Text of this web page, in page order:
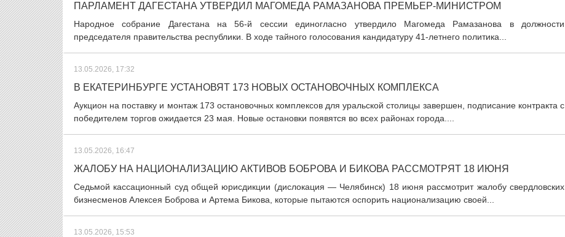
ПАРЛАМЕНТ ДАГЕСТАНА УТВЕРДИЛ МАГОМЕДА РАМАЗАНОВА ПРЕМЬЕР-МИНИСТРОМ
Народное собрание Дагестана на 56-й сессии единогласно утвердило Магомеда Рамазанова в должности
председателя правительства республики. В ходе тайного голосования кандидатуру 41-летнего политика...
13.05.2026, 17:32
В ЕКАТЕРИНБУРГЕ УСТАНОВЯТ 173 НОВЫХ ОСТАНОВОЧНЫХ КОМПЛЕКСА
Аукцион на поставку и монтаж 173 остановочных комплексов для уральской столицы завершен, подписание контракта с
победителем торгов ожидается 23 мая. Новые остановки появятся во всех районах города....
13.05.2026, 16:47
ЖАЛОБУ НА НАЦИОНАЛИЗАЦИЮ АКТИВОВ БОБРОВА И БИКОВА РАССМОТРЯТ 18 ИЮНЯ
Седьмой кассационный суд общей юрисдикции (дислокация — Челябинск) 18 июня рассмотрит жалобу свердловских
бизнесменов Алексея Боброва и Артема Бикова, которые пытаются оспорить национализацию своей...
13.05.2026, 15:53